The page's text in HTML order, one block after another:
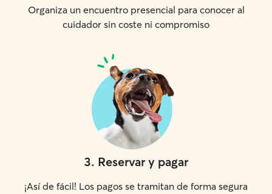
Organiza un encuentro presencial para conocer al
cuidador sin coste ni compromiso
3. Reservar y pagar
¡Así de fácil! Los pagos se tramitan de forma segura